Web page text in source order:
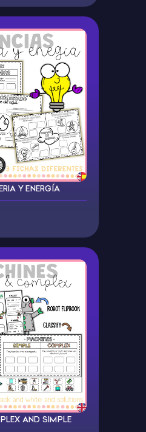
Y ENERGÍA
AND SIMPLE